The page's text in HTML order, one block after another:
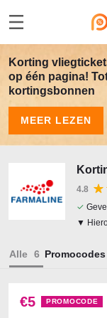
Korting
op één pagina!
kortingsbonnen
MEER LEZEN
4.8
✓
▼
Alle Promocodes
€5 PROMOCODE